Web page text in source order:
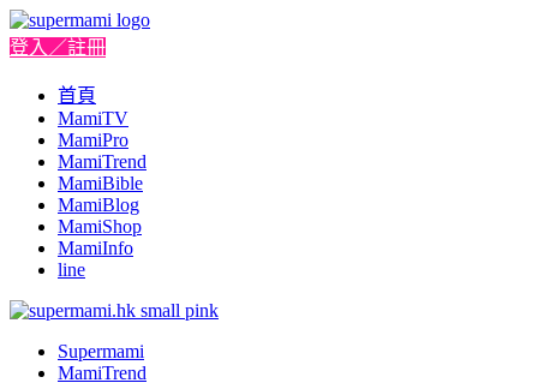
登入／註冊
首頁
MamiTV
MamiPro
MamiTrend
MamiBible
MamiBlog
MamiShop
MamiInfo
line
Supermami
MamiTrend